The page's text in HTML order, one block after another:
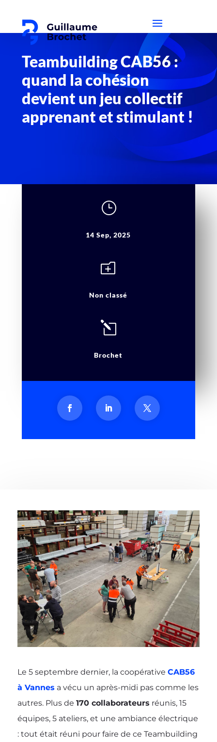
Teambuilding CAB56 :
quand la cohésion
devient un jeu collectif
apprenant et stimulant !
}
14 Sep, 2025
o
Non classé
l
Brochet
Le 5 septembre dernier, la coopérative CAB56
à Vannes a vécu un après-midi pas comme les
autres. Plus de 170 collaborateurs réunis, 15
équipes, 5 ateliers, et une ambiance électrique
: tout était réuni pour faire de ce Teambuilding